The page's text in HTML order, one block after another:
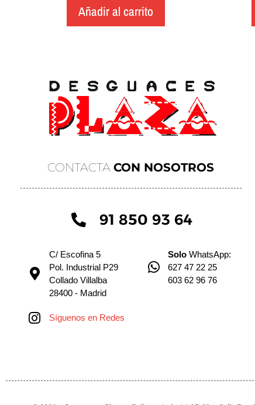
Añadir al carrito
CONTACTACON NOSOTROS
91 850 93 64
C/ Escofina 5
Pol. Industrial P29
Collado Villalba
28400 - Madrid
Solo WhatsApp:
627 47 22 25
603 62 96 76
Síguenos en Redes